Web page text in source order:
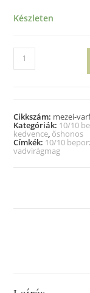
Készleten
Cikkszám: mezei-
Kategóriák: 10/10
kedvence, őshonos
Címkék: 10/10
vadvirágmag